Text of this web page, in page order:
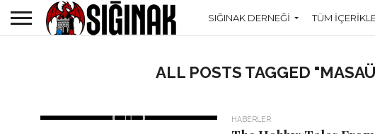
SIĞINAK DERNEĞI TÜM
ALL POSTS TAGGED
HABERLER